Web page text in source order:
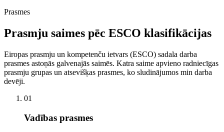
Prasmes
Prasmju saimes pēc ESCO klasifikācijas
Eiropas prasmju un kompetenču ietvars (ESCO) sadala darba
prasmes astoņās galvenajās saimēs. Katra saime apvieno radniecīgas
prasmju grupas un atsevišķas prasmes, ko sludinājumos min darba
devēji.
01
Vadības prasmes